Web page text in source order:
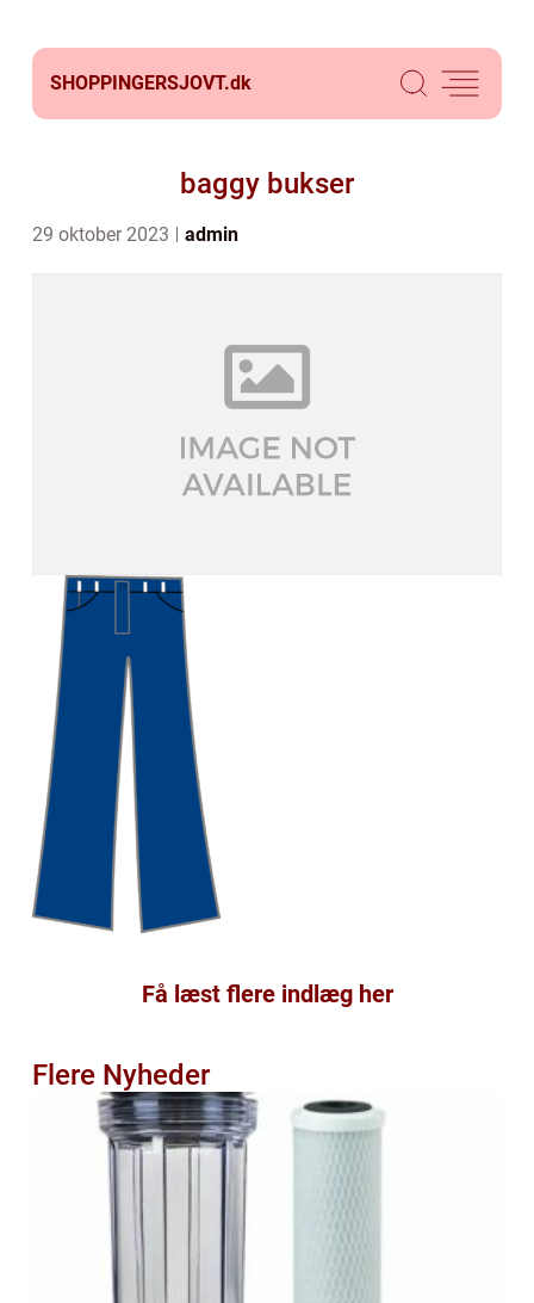
SHOPPINGERSJOVT.dk
baggy bukser
29 oktober 2023 admin
Få læst flere indlæg her
Flere Nyheder